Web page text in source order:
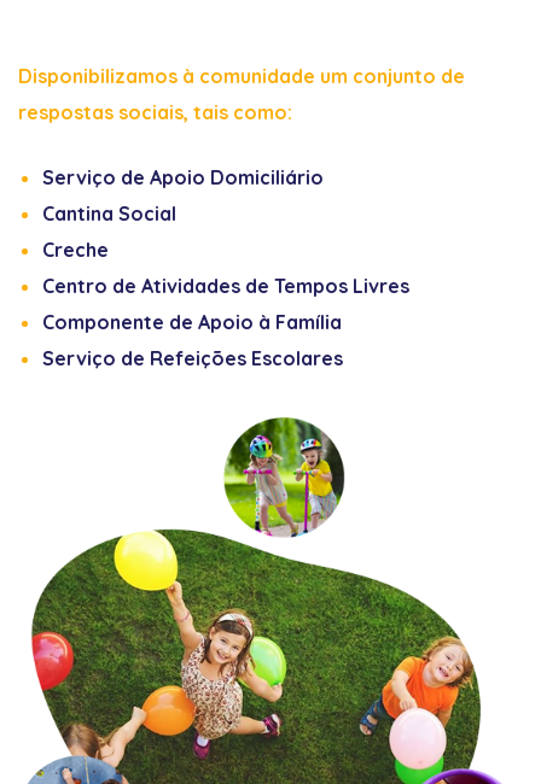
Disponibilizamos à comunidade um conjunto de
respostas sociais, tais como:
Serviço de Apoio Domiciliário
Cantina Social
Creche
Centro de Atividades de Tempos Livres
Componente de Apoio à Família
Serviço de Refeições Escolares